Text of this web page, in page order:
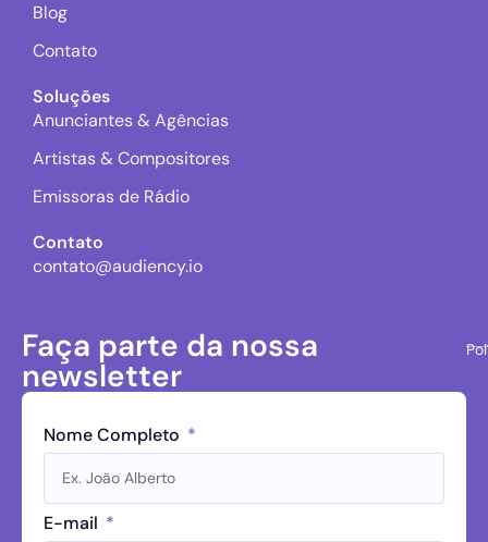
Blog
Contato
Soluções
Anunciantes & Agências
Artistas & Compositores
Emissoras de Rádio
Contato
contato@audiency.io
Faça parte da nossa
newsletter
Nome Completo
E-mail